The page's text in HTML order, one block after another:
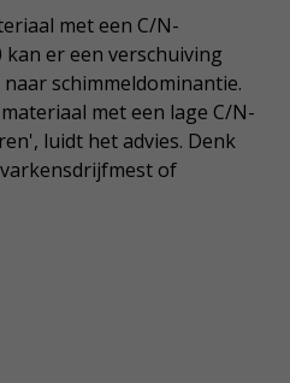
met een C/N-
er een verschuiving
schimmeldominantie.
met een lage C/N-
luidt het advies. Denk
of